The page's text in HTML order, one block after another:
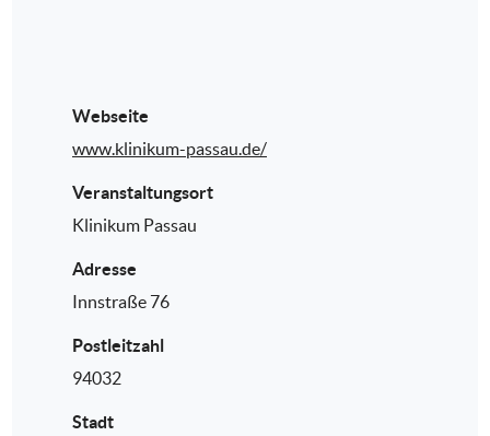
Webseite
www.klinikum-passau.de/
Veranstaltungsort
Klinikum Passau
Adresse
Innstraße 76
Postleitzahl
94032
Stadt